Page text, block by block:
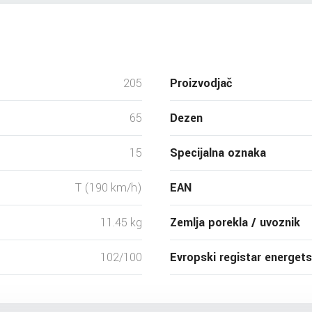
205
65
15
T (190 km/h)
11.45 kg
102/100
Proizvodjač
Dezen
Specijalna oznaka
EAN
Zemlja porekla / uvoznik
Evropski registar